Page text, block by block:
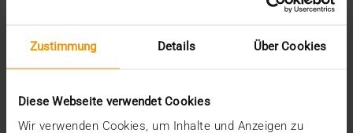
Zustimmung Details Über Cookies
Diese Webseite verwendet Cookies
Wir verwenden Cookies, um Inhalte und Anzeigen zu
CSR
Gesellschaftliche Verantwortung als
Unternehmensziel
12.11.2020